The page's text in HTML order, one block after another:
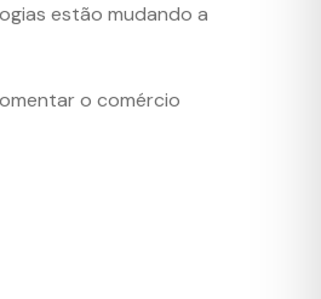
estão mudando a
o comércio